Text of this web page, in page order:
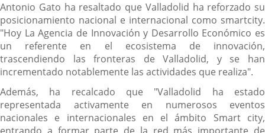
Antonio Gato ha resaltado que Valladolid ha reforzado su
posicionamiento nacional e internacional como smartcity.
"Hoy La Agencia de Innovación y Desarrollo Económico es
un referente en el ecosistema de innovación,
trascendiendo las fronteras de Valladolid, y se han
incrementado notablemente las actividades que realiza".
Además, ha recalcado que "Valladolid ha estado
representada activamente en numerosos eventos
nacionales e internacionales en el ámbito Smart city,